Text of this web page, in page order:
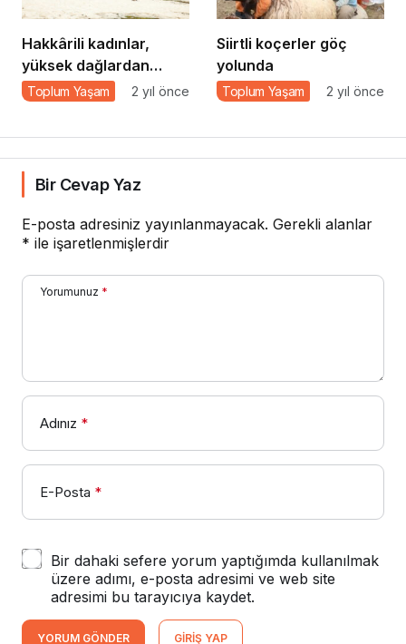
Hakkârili kadınlar,
yüksek dağlardan
pancar topluyor
Toplum Yaşam 2 yıl önce
Siirtli koçerler göç
yolunda
Toplum Yaşam 2 yıl önce
Bir Cevap Yaz
E-posta adresiniz yayınlanmayacak. Gerekli alanlar
* ile işaretlenmişlerdir
Yorumunuz *
Adınız *
E-Posta *
Bir dahaki sefere yorum yaptığımda kullanılmak
üzere adımı, e-posta adresimi ve web site
adresimi bu tarayıcıya kaydet.
YORUM GÖNDER GIRIŞ YAP